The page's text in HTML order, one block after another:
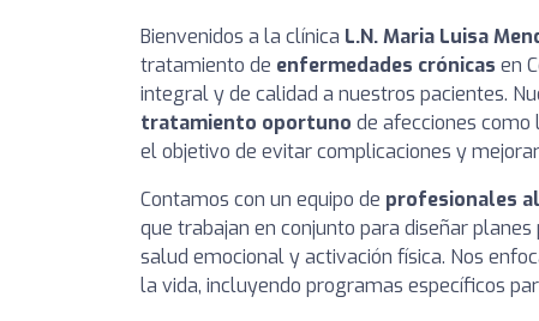
Bienvenidos a la clínica L.N. Maria Luisa
tratamiento de enfermedades crónicas en
integral y de calidad a nuestros pacientes.
tratamiento oportuno de afecciones como
el objetivo de evitar complicaciones y
Contamos con un equipo de profesionales
que trabajan en conjunto para diseñar
salud emocional y activación física. Nos
la vida, incluyendo programas específicos